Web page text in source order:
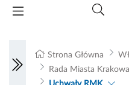
Strona Główna
Rada Miasta